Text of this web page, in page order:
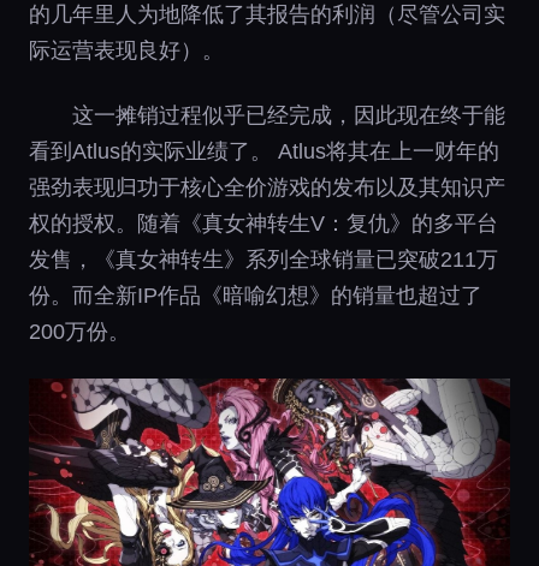
的几年里人为地降低了其报告的利润（尽管公司实
际运营表现良好）。
这一摊销过程似乎已经完成，因此现在终于能
看到Atlus的实际业绩了。 Atlus将其在上一财年的
强劲表现归功于核心全价游戏的发布以及其知识产
权的授权。随着《真女神转生V：复仇》的多平台
发售，《真女神转生》系列全球销量已突破211万
份。而全新IP作品《暗喻幻想》的销量也超过了
200万份。